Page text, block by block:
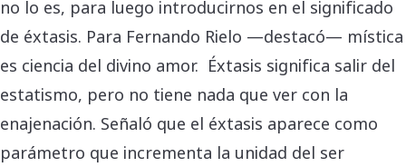
no lo es, para luego introducirnos en el significado
de éxtasis. Para Fernando Rielo —destacó— mística
es ciencia del divino amor. Éxtasis significa salir del
estatismo, pero no tiene nada que ver con la
enajenación. Señaló que el éxtasis aparece como
parámetro que incrementa la unidad del ser